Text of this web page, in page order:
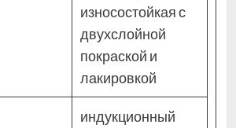
износостойкая с
двухслойной
покраской и
лакировкой
индукционный